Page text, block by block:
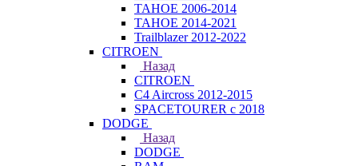
TAHOE 2006-2014
TAHOE 2014-2021
Trailblazer 2012-2022
CITROEN
Назад
CITROEN
C4 Aircross 2012-2015
SPACETOURER с 2018
DODGE
Назад
DODGE